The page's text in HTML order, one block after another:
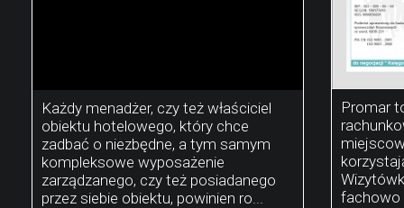
Każdy menadżer, czy też właściciel
obiektu hotelowego, który chce
zadbać o niezbędne, a tym samym
kompleksowe wyposażenie
zarządzanego, czy też posiadanego
przez siebie obiektu, powinien ro...
Promar
fachowo